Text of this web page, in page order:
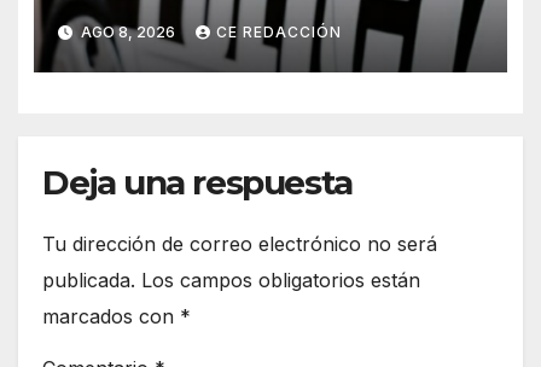
URVIII de San Vicente – Parte
que abarca 24/72 Hs
recientes – Otros enlaces de
AGO 8, 2026 CE REDACCIÓN
Deja una respuesta
Tu dirección de correo electrónico no será
publicada. Los campos obligatorios están
marcados con *